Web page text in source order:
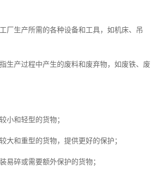
厂生产所需的各种设备和工具，如机床、吊
生产过程中产生的废料和废弃物，如废铁、废
小和轻型的货物；
大和重型的货物，提供更好的保护；
易碎或需要额外保护的货物；